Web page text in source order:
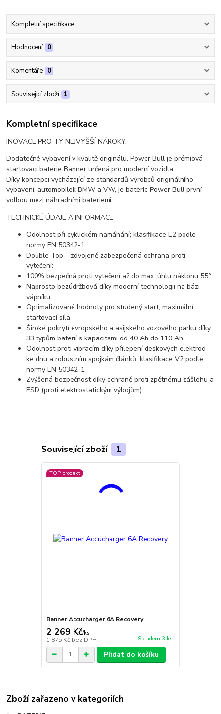
Kompletní specifikace
Hodnocení 0
Komentáře 0
Související zboží 1
Kompletní specifikace
INOVACE PRO TY NEJVYŠŠÍ NÁROKY.
Dodatečné vybavení v kvalitě originálu. Power Bull je prémiová
startovací baterie Banner určená pro moderní vozidla.
Díky koncepci vycházející ze standardů výrobců originálního
vybavení, automobilek BMW a VW, je baterie Power Bull první
volbou mezi náhradními bateriemi.
TECHNICKÉ ÚDAJE A INFORMACE
Odolnost při cyklickém namáhání; klasifikace E2 podle
normy EN 50342-1
Double Top – zdvojeně zabezpečená ochrana proti
vytečení:
100% bezpečná proti vytečení až do max. úhlu náklonu 55°
Naprosto bezúdržbová díky moderní technologii na bázi
vápníku
Optimalizované hodnoty pro studený start, maximální
startovací síla
Široké pokrytí evropského a asijského vozového parku díky
33 typům baterií s kapacitami od 40 Ah do 110 Ah
Odolnost proti vibracím díky přilepení deskových elektrod
ke dnu a robustním spojkám článků; klasifikace V2 podle
normy EN 50342-1
Zvýšená bezpečnost díky ochraně proti zpětnému zášlehu a
ESD (proti elektrostatickým výbojům)
Související zboží 1
TOP produkt
Banner Accucharger 6A Recovery
2 269 Kč/ks
1 875 Kč bez DPH Skladem 3 ks
Přidat do košíku
Zboží zařazeno v kategoriích